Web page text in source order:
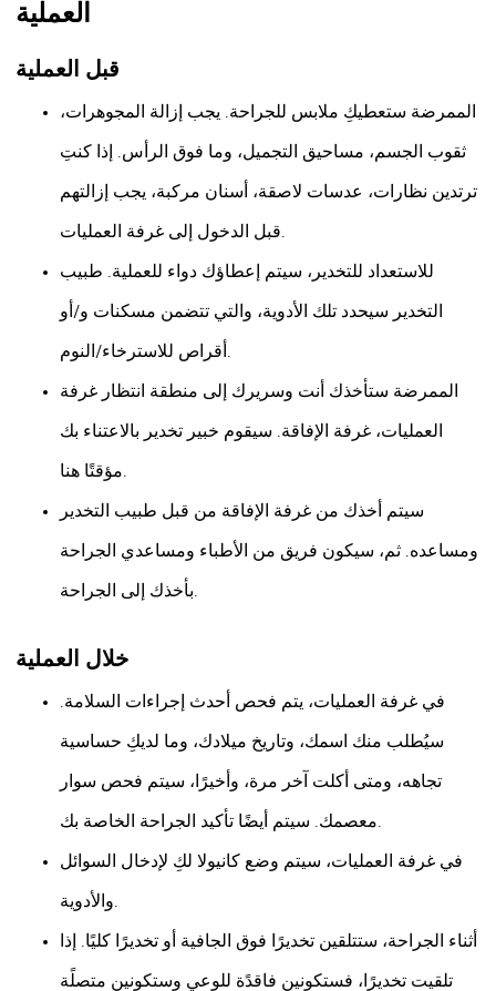
العملية
قبل العملية
الممرضة ستعطيكِ ملابس للجراحة. يجب إزالة المجوهرات،
ثقوب الجسم، مساحيق التجميل، وما فوق الرأس. إذا كنتِ
ترتدين نظارات، عدسات لاصقة، أسنان مركبة، يجب إزالتهم
قبل الدخول إلى غرفة العمليات.
للاستعداد للتخدير، سيتم إعطاؤك دواء للعملية. طبيب
التخدير سيحدد تلك الأدوية، والتي تتضمن مسكنات و/أو
أقراص للاسترخاء/النوم.
الممرضة ستأخذك أنت وسريرك إلى منطقة انتظار غرفة
العمليات، غرفة الإفاقة. سيقوم خبير تخدير بالاعتناء بك
مؤقتًا هنا.
سيتم أخذك من غرفة الإفاقة من قبل طبيب التخدير
ومساعده. ثم، سيكون فريق من الأطباء ومساعدي الجراحة
بأخذك إلى الجراحة.
خلال العملية
في غرفة العمليات، يتم فحص أحدث إجراءات السلامة.
سيُطلب منك اسمك، وتاريخ ميلادك، وما لديكِ حساسية
تجاهه، ومتى أكلت آخر مرة، وأخيرًا، سيتم فحص سوار
معصمك. سيتم أيضًا تأكيد الجراحة الخاصة بك.
في غرفة العمليات، سيتم وضع كانيولا لكِ لإدخال السوائل
والأدوية.
أثناء الجراحة، ستتلقين تخديرًا فوق الجافية أو تخديرًا كليًا. إذا
تلقيت تخديرًا، فستكونين فاقدًة للوعي وستكونين متصلًة